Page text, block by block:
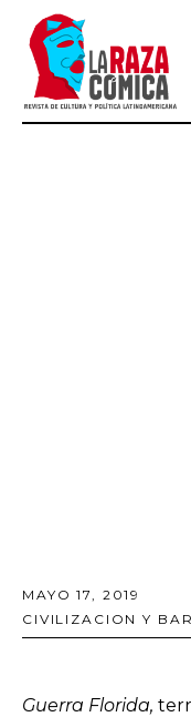
MAYO 17, 2019
CIVILIZACION Y
Guerra Florida,